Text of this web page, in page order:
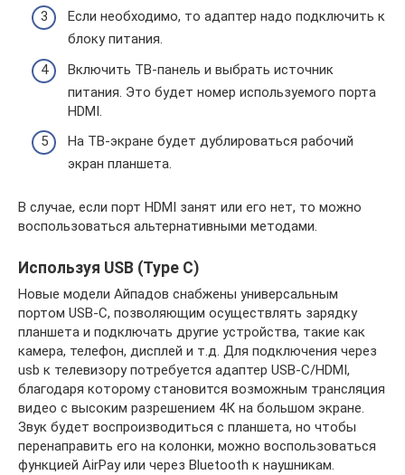
Если необходимо, то адаптер надо подключить к
блоку питания.
Включить ТВ-панель и выбрать источник
питания. Это будет номер используемого порта
HDMI.
На ТВ-экране будет дублироваться рабочий
экран планшета.
В случае, если порт HDMI занят или его нет, то можно
воспользоваться альтернативными методами.
Используя USB (Type C)
Новые модели Айпадов снабжены универсальным
портом USB-C, позволяющим осуществлять зарядку
планшета и подключать другие устройства, такие как
камера, телефон, дисплей и т.д. Для подключения через
usb к телевизору потребуется адаптер USB-C/HDMI,
благодаря которому становится возможным трансляция
видео с высоким разрешением 4К на большом экране.
Звук будет воспроизводиться с планшета, но чтобы
перенаправить его на колонки, можно воспользоваться
функцией AirPay или через Bluetooth к наушникам.